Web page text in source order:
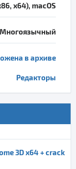
x64), macOS
Многоязычный
в архиве
Редакторы
3D x64 + crack